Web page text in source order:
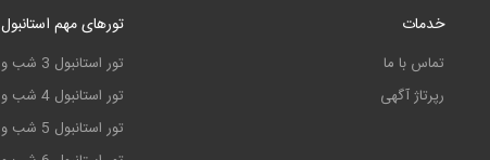
خدمات
تماس با ما
رپرتاژ آگهی
تورهای مهم استانبول
تور استانبول 3 شب و 4 روز
تور استانبول 4 شب و 5 روز
تور استانبول 5 شب و 6 روز